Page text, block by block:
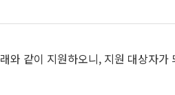
와 같이 지원하오니, 지원 대상자